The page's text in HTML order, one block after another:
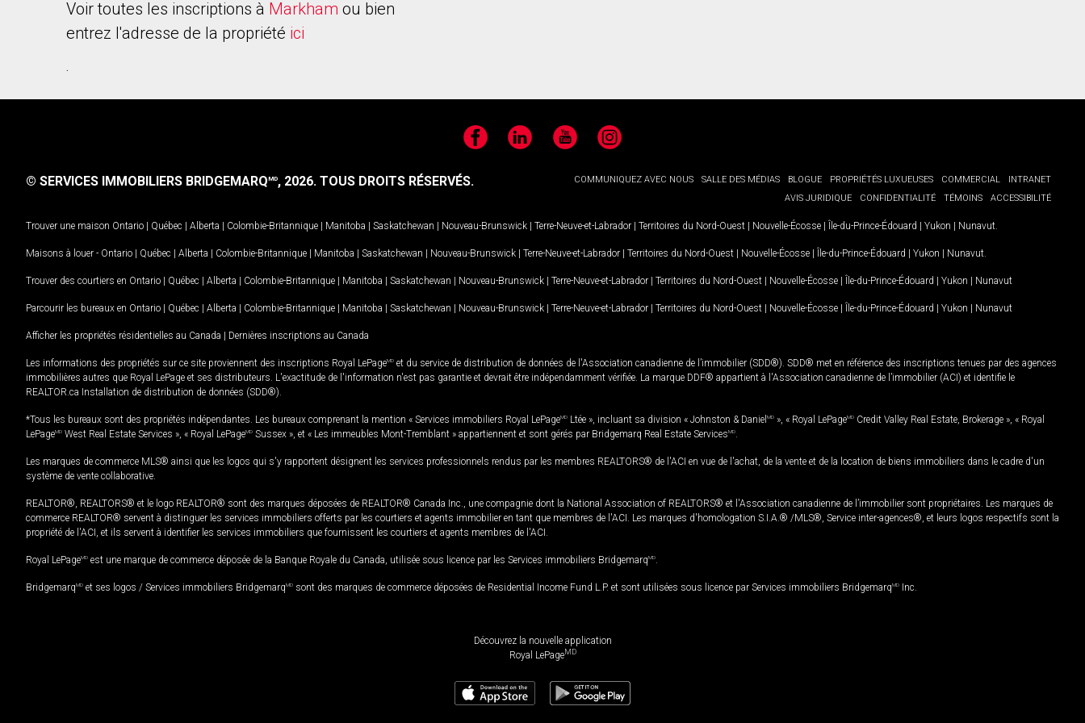
Voir toutes les inscriptions à Markham ou bien
entrez l'adresse de la propriété ici
.
FacebookLinkedIn YouTubeInstagram
COMMUNIQUEZ AVEC NOUS SALLE DES MÉDIAS BLOGUE PROPRIÉTÉS LUXUEUSES COMMERCIAL
INTRANET
AVIS JURIDIQUE
CONFIDENTIALITÉ TÉMOINS ACCESSIBILITÉ
© SERVICES IMMOBILIERS BRIDGEMARQMD, 2026. TOUS DROITS RÉSERVÉS.
Trouver une maison Ontario | Québec | Alberta | Colombie-Britannique | Manitoba | Saskatchewan | Nouveau-Brunswick | Terre-Neuve-et-Labrador | Territoires du Nord-Ouest | Nouvelle-Écosse | Île-du-Prince-Édouard | Yukon | Nunavut
Maisons à louer - Ontario | Québec | Alberta | Colombie-Britannique | Manitoba | Saskatchewan | Nouveau-Brunswick | Terre-Neuve-et-Labrador | Territoires du Nord-Ouest | Nouvelle-Écosse | Île-du-Prince-Édouard | Yukon | Nunavut
Trouver des courtiers en Ontario | Québec | Alberta | Colombie-Britannique | Manitoba | Saskatchewan | Nouveau-Brunswick | Terre-Neuve-et-Labrador | Territoires du Nord-Ouest | Nouvelle-Écosse | Île-du-Prince-Édouard | Yukon | Nunavut
Parcourir les bureaux en Ontario | Québec | Alberta | Colombie-Britannique | Manitoba | Saskatchewan | Nouveau-Brunswick | Terre-Neuve-et-Labrador | Territoires du Nord-Ouest | Nouvelle-Écosse | Île-du-Prince-Édouard | Yukon | Nunavut
Afficher les propriétés résidentielles au Canada | Dernières inscriptions au Canada
Les informations des propriétés sur ce site proviennent des inscriptions Royal LePageMD et du service de distribution de données de l'Association canadienne de l’immobilier (SDD®). SDD® met en référence des inscriptions tenues par des agences
immobilières autres que Royal LePage et ses distributeurs. L'exactitude de l'information n'est pas garantie et devrait être indépendamment vérifiée. La marque DDF® appartient à l'Association canadienne de l’immobilier (ACI) et identifie le
REALTOR.ca Installation de distribution de données (SDD®).
*Tous les bureaux sont des propriétés indépendantes. Les bureaux comprenant la mention « Services immobiliers Royal LePageMD Ltée », incluant sa division « Johnston & Daniel MD », « Royal LePageMD Credit Valley Real Estate, Brokerage », « Royal
LePageMD West Real Estate Services », « Royal LePageMD Sussex », et « Les immeubles Mont-Tremblant » appartiennent et sont gérés par Bridgemarq Real Estate ServicesMD
Les marques de commerce MLS® ainsi que les logos qui s'y rapportent désignent les services professionnels rendus par les membres REALTORS® de l'ACI en vue de l'achat, de la vente et de la location de biens immobiliers dans le cadre d'un
système de vente collaborative.
REALTOR®, REALTORS® et le logo REALTOR® sont des marques déposées de REALTOR® Canada Inc., une compagnie dont la National Association of REALTORS® et l'Association canadienne de l’immobilier sont propriétaires. Les marques de
commerce REALTOR® servent à distinguer les services immobiliers offerts par les courtiers et agents immobilier en tant que membres de l'ACI. Les marques d'homologation S.I.A.® /MLS®, Service inter-agences®, et leurs logos respectifs sont la
propriété de l'ACI, et ils servent à identifier les services immobiliers que fournissent les courtiers et agents membres de l'ACI.
Royal LePageMD est une marque de commerce déposée de la Banque Royale du Canada, utilisée sous licence par les Services immobiliers BridgemarqMD
BridgemarqMD et ses logos / Services immobiliers BridgemarqMD sont des marques de commerce déposées de Residential Income Fund L.P. et sont utilisées sous licence par Services immobiliers BridgemarqMD Inc.
Découvrez la nouvelle application
Royal LePageMD